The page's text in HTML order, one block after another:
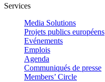
Services
Media Solutions
Projets publics européens
Evénements
Emplois
Agenda
Communiqués de presse
Members’ Circle